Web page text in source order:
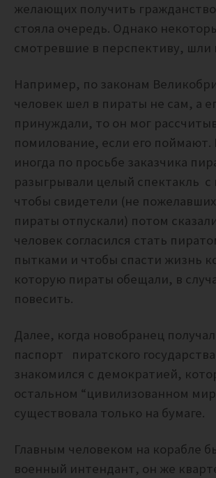
желающих получить
стояла очередь. Однако
смотревшие в перспективу, шли
Например, по законам
человек шел в пираты не сам, а
принуждали, то он мог
помилование, если его поймают.
иногда по просьбе заказчика
разыгрывали целый спектакль
чтобы свидетели (не пожелавших
пираты отпускали) потом
человек согласился стать
пытками и чтобы спасти жизнь
которую пираты обещали, в
повесить.
Далее, когда новобранец
паспорт пиратского
знакомился с демократией,
остальном “цивилизованном
существовала только на бумаге.
Главным человеком на корабле
военный интендант, он же